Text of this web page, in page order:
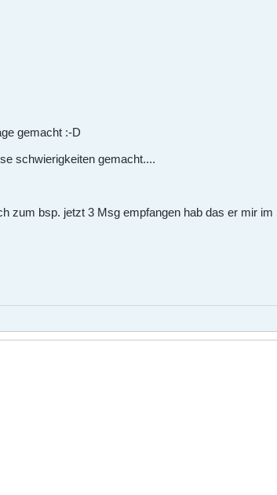
gemacht :-D
schwierigkeiten gemacht....
zum bsp. jetzt 3 Msg empfangen hab das er mir